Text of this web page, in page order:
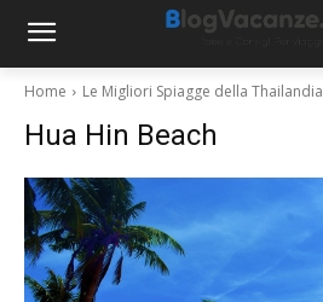
Home Le Migliori Spiagge della Thailandia
Hua Hin Beach